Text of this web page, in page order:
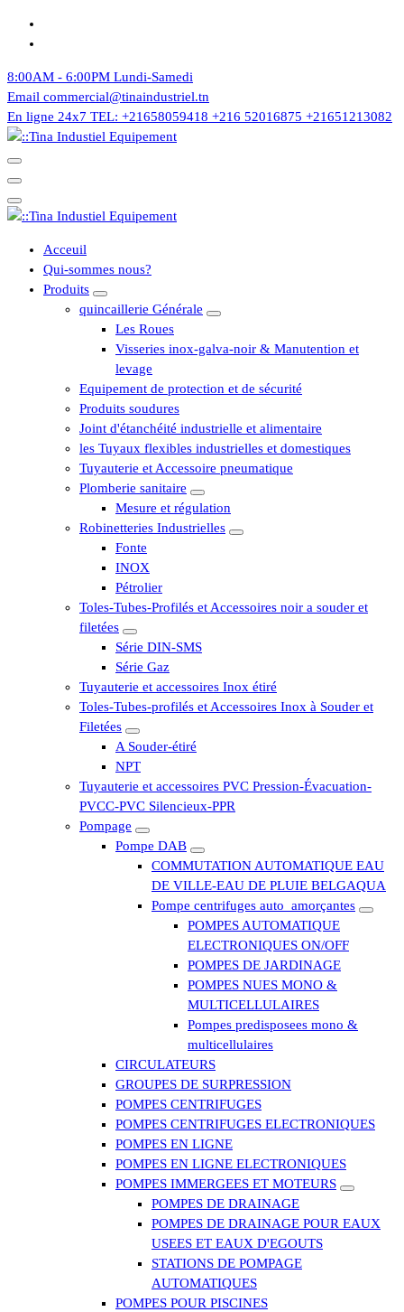
Aller
8:00AM - 6:00PM Lundi-Samedi
Email commercial@tinaindustriel.tn
En ligne 24x7 TEL: +21658059418 +216 52016875 +21651213082
Acceuil
Qui-sommes nous?
Produits
quincaillerie Générale
Les Roues
Visseries inox-galva-noir & Manutention et
levage
Equipement de protection et de sécurité
Produits soudures
Joint d'étanchéité industrielle et alimentaire
les Tuyaux flexibles industrielles et domestiques
Tuyauterie et Accessoire pneumatique
Plomberie sanitaire
Mesure et régulation
Robinetteries Industrielles
Fonte
INOX
Pétrolier
Toles-Tubes-Profilés et Accessoires noir a souder et
filetées
Série DIN-SMS
Série Gaz
Tuyauterie et accessoires Inox étiré
Toles-Tubes-profilés et Accessoires Inox à Souder et
Filetées
A Souder-étiré
NPT
Tuyauterie et accessoires PVC Pression-Évacuation-
PVCC-PVC Silencieux-PPR
Pompage
Pompe DAB
COMMUTATION AUTOMATIQUE EAU
DE VILLE-EAU DE PLUIE BELGAQUA
Pompe centrifuges auto_amorçantes
POMPES AUTOMATIQUE
ELECTRONIQUES ON/OFF
POMPES DE JARDINAGE
POMPES NUES MONO &
MULTICELLULAIRES
Pompes predisposees mono &
multicellulaires
CIRCULATEURS
GROUPES DE SURPRESSION
POMPES CENTRIFUGES
POMPES CENTRIFUGES ELECTRONIQUES
POMPES EN LIGNE
POMPES EN LIGNE ELECTRONIQUES
POMPES IMMERGEES ET MOTEURS
POMPES DE DRAINAGE
POMPES DE DRAINAGE POUR EAUX
USEES ET EAUX D'EGOUTS
STATIONS DE POMPAGE
AUTOMATIQUES
POMPES POUR PISCINES